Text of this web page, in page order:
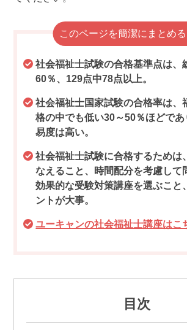
このページを簡潔にまとめる
社会福祉士試験の合格基準点は、
60％、129点中78点以上。
社会福祉士国家試験の合格率は、
格の中でも低い30～50％ほどで
易度は高い。
社会福祉士試験に合格するためは
なえること、時間配分を考慮して
効果的な受験対策講座を選ぶこと
ントが大事。
ユーキャンの社会福祉士講座はこ
目次